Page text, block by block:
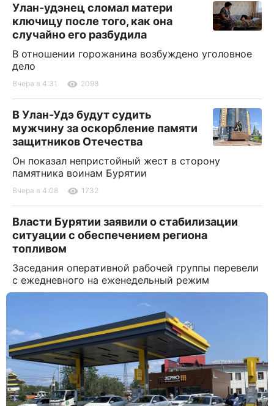
Улан-удэнец сломал матери
ключицу после того, как она
случайно его разбудила
В отношении горожанина возбуждено уголовное
дело
Вчера в 4:31 2098
В Улан-Удэ будут судить
мужчину за оскорбление памяти
защитников Отечества
Он показал непристойный жест в сторону
памятника воинам Бурятии
Вчера в 4:08 1732
Власти Бурятии заявили о стабилизации
ситуации с обеспечением региона
топливом
Заседания оперативной рабочей группы перевели
с ежедневного на еженедельный режим